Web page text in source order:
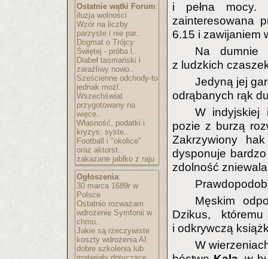
Ostatnie wątki Forum:
iluzja wolności
Wzór na liczby
parzyste i nie par..
Dogmat o Trójcy
Świętej - próba l..
Diabeł tasmański i
zaraźliwy nowo..
Sześcienne odchody-to
jednak możl..
Wszechświat
przygotowany na
więce..
Własność, podatki i
kryzys: syste..
Football i "okolice"
oraz aktorst..
zakazane jabłko z raju
Ogłoszenia:
30 marca 1689r w
Polsce
Ostatnio rozważam
wdrożenie Symfonii w
chmu..
Jakie są rzeczywiste
koszty wdrożenia AI
dobre szkolenia lub
i pełna mocy.
zainteresowana
6.15 i zawijaniem
Na
z ludzkich
Jedyną jej
odrąbanych rąk
W indyjskiej
pozie z burzą
Zakrzywiony
dysponuje
zdolność
Męskim
Dzikus,
i odkrywczą
W